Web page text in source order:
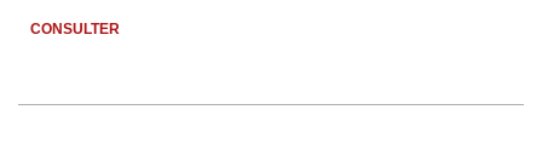
CONSULTER